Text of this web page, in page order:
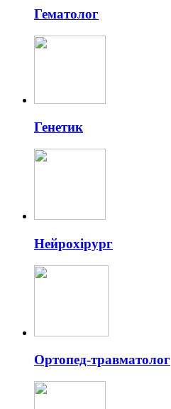
Гематолог
Генетик
Нейрохірург
Ортопед-травматолог